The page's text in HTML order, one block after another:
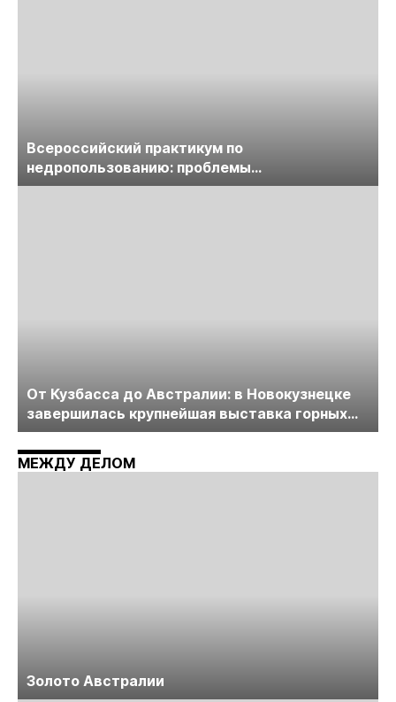
Всероссийский практикум по
недропользованию: проблемы
лицензирования, цифровизации, экспертизы
От Кузбасса до Австралии: в Новокузнецке
завершилась крупнейшая выставка горных
технологий «Недра России. Уголь России и
Майнинг»
МЕЖДУ ДЕЛОМ
Золото Австралии